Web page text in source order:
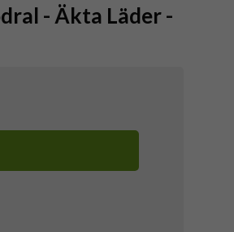
- Äkta Läder -